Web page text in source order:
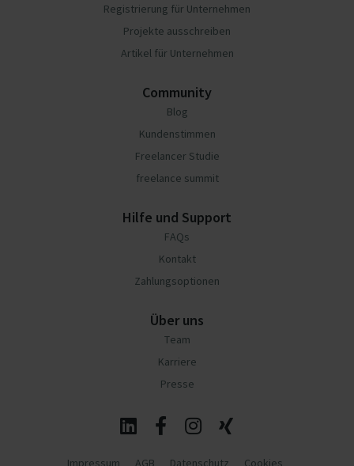
Registrierung für Unternehmen
Projekte ausschreiben
Artikel für Unternehmen
Community
Blog
Kundenstimmen
Freelancer Studie
freelance summit
Hilfe und Support
FAQs
Kontakt
Zahlungsoptionen
Über uns
Team
Karriere
Presse
Impressum AGB Datenschutz Cookies